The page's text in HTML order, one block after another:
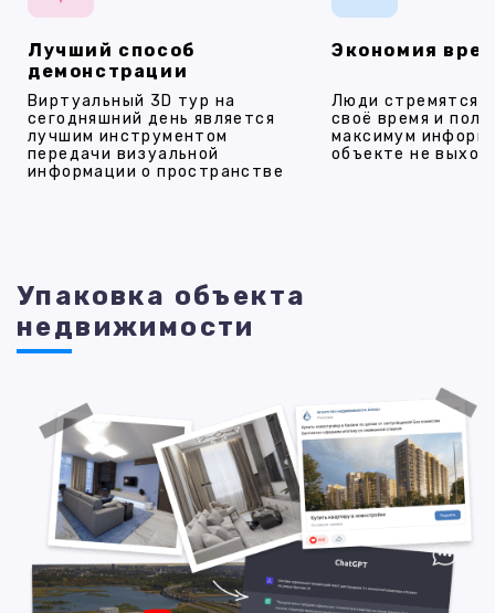
Лучший способ
демонстрации
Виртуальный 3D тур на
сегодняшний день является
лучшим инструментом
передачи визуальной
информации о пространстве
Экономия
Люди стремятся
своё время и
максимум
объекте не
Упаковка объекта
недвижимости